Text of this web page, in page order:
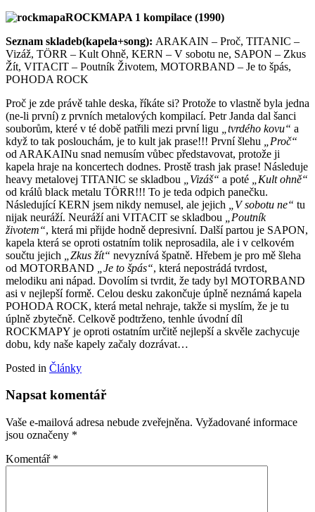
ROCKMAPA 1 kompilace (1990)
Seznam skladeb(kapela+song): ARAKAIN – Proč, TITANIC –
Vizáž, TÖRR – Kult Ohně, KERN – V sobotu ne, SAPON – Zkus
Žít, VITACIT – Poutník Životem, MOTORBAND – Je to špás,
POHODA ROCK
Proč je zde právě tahle deska, říkáte si? Protože to vlastně byla jedna
(ne-li první) z prvních metalových kompilací. Petr Janda dal šanci
souborům, které v té době patřili mezi první ligu
„tvrdého kovu“ a
když to tak poslouchám, je to kult jak prase!!! První šlehu
„Proč“
od ARAKAINu snad nemusím vůbec představovat, protože ji
kapela hraje na koncertech dodnes. Prostě trash jak prase! Následuje
heavy metalovej TITANIC se skladbou
„Vizáš“ a poté
„Kult ohně“
od králů black metalu TÖRR!!! To je teda odpich panečku.
Následující KERN jsem nikdy nemusel, ale jejich
„V sobotu ne“ tu
nijak neuráží. Neuráží ani VITACIT se skladbou
„Poutník
životem“, která mi přijde hodně depresivní. Další partou je SAPON,
kapela která se oproti ostatním tolik neprosadila, ale i v celkovém
součtu jejich
„Zkus žít“ nevyznívá špatně. Hřebem je pro mě šleha
od MOTORBAND
„Je to špás“, která nepostrádá tvrdost,
melodiku ani nápad. Dovolím si tvrdit, že tady byl MOTORBAND
asi v nejlepší formě. Celou desku zakončuje úplně neznámá kapela
POHODA ROCK, která metal nehraje, takže si myslím, že je tu
úplně zbytečně. Celkově podtrženo, tenhle úvodní díl
ROCKMAPY je oproti ostatním určitě nejlepší a skvěle zachycuje
dobu, kdy naše kapely začaly dozrávat…
Posted in Články
Napsat komentář
Vaše e-mailová adresa nebude zveřejněna. Vyžadované informace
jsou označeny *
Komentář *